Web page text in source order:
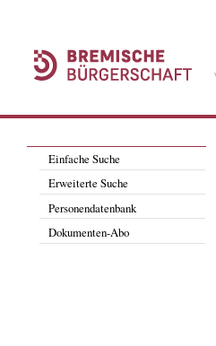
Einfache Suche
Erweiterte Suche
Personendatenbank
Dokumenten-Abo